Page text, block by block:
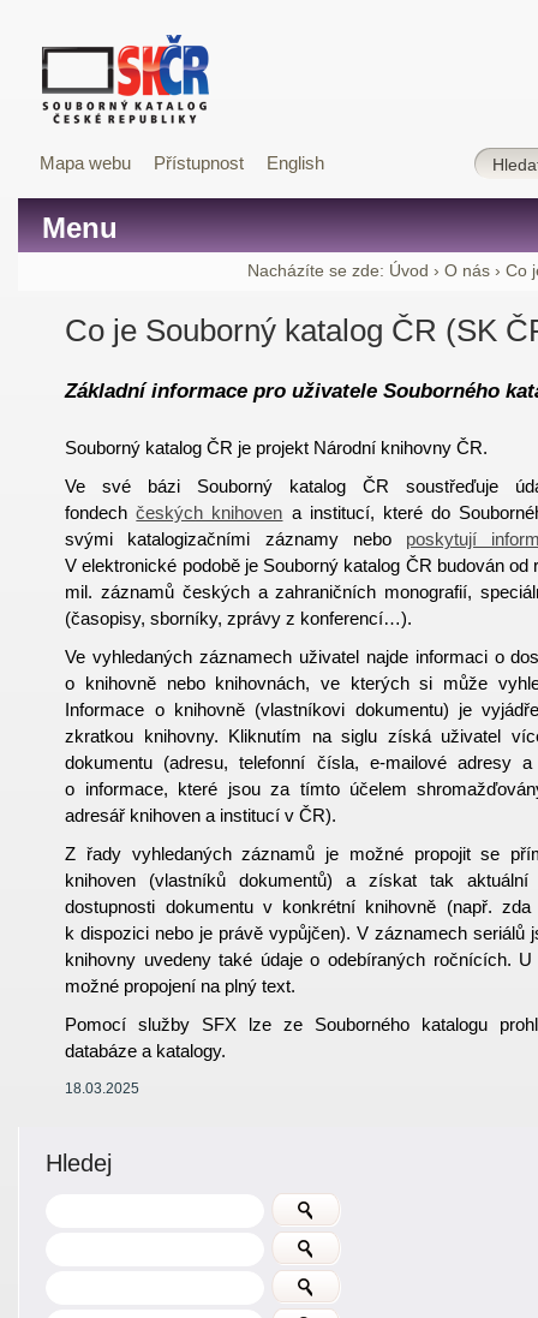
Mapa webu Přístupnost English
Menu
Nacházíte se zde: Úvod › O nás › Co
Co je Souborný katalog ČR (SK
Základní informace pro uživatele Souborného
Souborný katalog ČR je projekt Národní knihovny ČR.
Ve své bázi Souborný katalog ČR soustřeďuje
fondechčeských knihoven a institucí, které do
svými katalogizačními záznamy nebo poskytují
V elektronické podobě je Souborný katalog ČR budován od
mil. záznamů českých a zahraničních monografií,
(časopisy, sborníky, zprávy z konferencí…).
Ve vyhledaných záznamech uživatel najde informaci o
o knihovně nebo knihovnách, ve kterých si může
Informace o knihovně (vlastníkovi dokumentu) je
zkratkou knihovny. Kliknutím na siglu získá uživatel
dokumentu (adresu, telefonní čísla, e-mailové adresy
o informace, které jsou za tímto účelem
adresář knihoven a institucí v ČR).
Z řady vyhledaných záznamů je možné propojit se
knihoven (vlastníků dokumentů) a získat tak aktuální
dostupnosti dokumentu v konkrétní knihovně (např.
k dispozici nebo je právě vypůjčen). V záznamech seriálů
knihovny uvedeny také údaje o odebíraných ročnících.
možné propojení na plný text.
Pomocí služby SFX lze ze Souborného katalogu
databáze a katalogy.
18.03.2025
Hledej